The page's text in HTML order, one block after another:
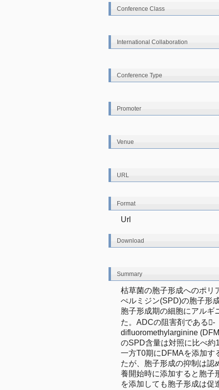
Conference Class
International Collaboration
Conference Type
Promoter
Venue
URL
Format
Url
Download
Summary
枯草菌の胞子形成へのポリ
ぺルミジン(SPD)の胞子形
胞子形成期の細胞にアルギ
た。ADCの阻害剤である-
difluoromethylarginine
のSPD含量は対照に比べ約
一方T0期にDFMAを添加す
たが、胞子形成の抑制は認
養開始時に添加すると胞子
を添加しても胞子形成は促